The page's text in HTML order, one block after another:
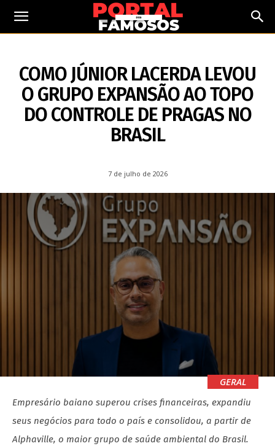
7 DE JULHO DE 2026
COMO JÚNIOR LACERDA LEVOU
O GRUPO EXPANSÃO AO TOPO
DO CONTROLE DE PRAGAS NO
BRASIL
7 de julho de 2026
GERAL
Empresário baiano superou crises financeiras, expandiu
seus negócios para todo o país e consolidou, a partir de
Alphaville, o maior grupo de saúde ambiental do Brasil.